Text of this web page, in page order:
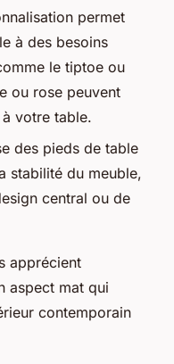
permet
à des besoins
le tiptoe ou
ou rose peuvent
votre table.
des pieds de table
stabilité du meuble,
central ou de
apprécient
aspect mat qui
contemporain